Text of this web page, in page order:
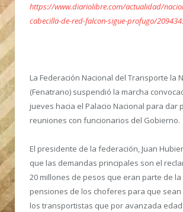
https://www.diariolibre.com/actualidad/
cabecilla-de-red-falcon-sigue-profugo/
La Federación Nacional del Transporte la
(Fenatrano) suspendió la marcha
jueves hacia el Palacio Nacional para dar
reuniones con funcionarios del Gobierno.
El presidente de la federación, Juan
que las demandas principales son el
20 millones de pesos que eran parte de la
pensiones de los choferes para que
los transportistas que por avanzada